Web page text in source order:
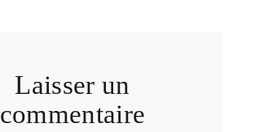
Laisser un
commentaire